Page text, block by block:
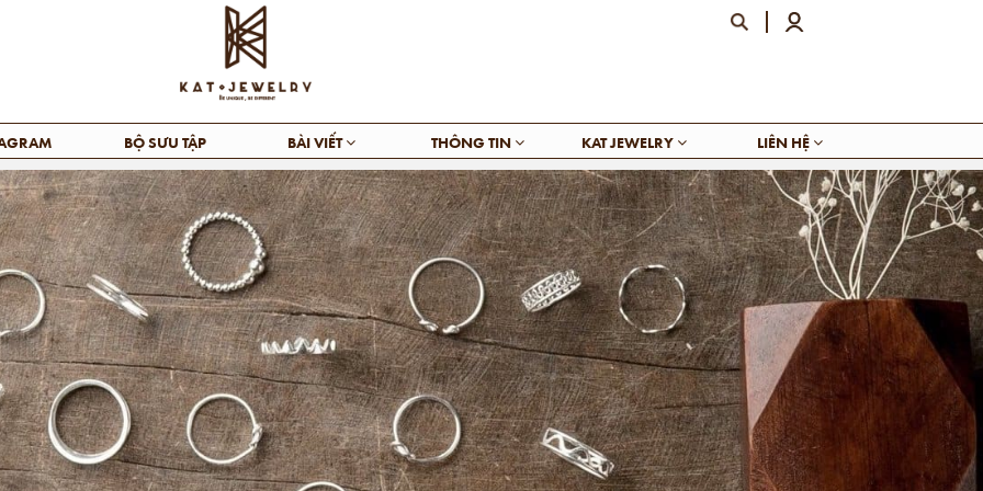
BỘ SƯU TẬP BÀI VIẾT THÔNG TIN KAT JEWELRY LIÊN HỆ